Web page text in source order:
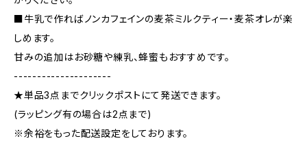
■牛乳で作ればノンカフェインの麦茶ミルクティー・麦茶オレが楽
しめます。
甘みの追加はお砂糖や練乳、蜂蜜もおすすめです。
---------------------
★単品3点までクリックポストにて発送できます。
(ラッピング有の場合は2点まで)
※余裕をもった配送設定をしております。